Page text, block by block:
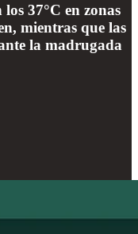
37°C en zonas
mientras que las
la madrugada